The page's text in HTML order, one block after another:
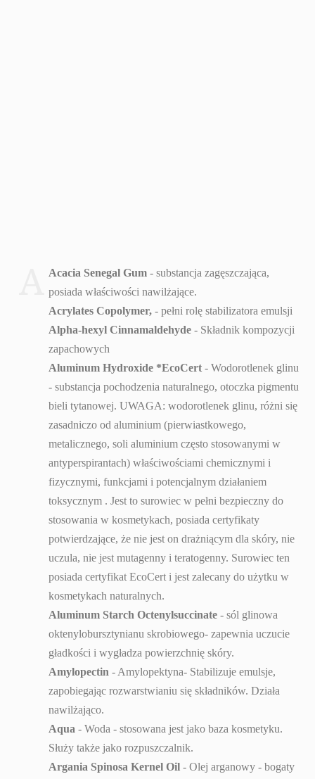
Acacia Senegal Gum - substancja zagęszczająca,
posiada właściwości nawilżające.
Acrylates Copolymer, - pełni rolę stabilizatora emulsji
Alpha-hexyl Cinnamaldehyde - Składnik kompozycji
zapachowych
Aluminum Hydroxide *EcoCert - Wodorotlenek glinu
- substancja pochodzenia naturalnego, otoczka pigmentu
bieli tytanowej. UWAGA: wodorotlenek glinu, różni się
zasadniczo od aluminium (pierwiastkowego,
metalicznego, soli aluminium często stosowanymi w
antyperspirantach) właściwościami chemicznymi i
fizycznymi, funkcjami i potencjalnym działaniem
toksycznym . Jest to surowiec w pełni bezpieczny do
stosowania w kosmetykach, posiada certyfikaty
potwierdzające, że nie jest on drażniącym dla skóry, nie
uczula, nie jest mutagenny i teratogenny. Surowiec ten
posiada certyfikat EcoCert i jest zalecany do użytku w
kosmetykach naturalnych.
Aluminum Starch Octenylsuccinate - sól glinowa
oktenylobursztynianu skrobiowego- zapewnia uczucie
gładkości i wygładza powierzchnię skóry.
Amylopectin - Amylopektyna- Stabilizuje emulsje,
zapobiegając rozwarstwianiu się składników. Działa
nawilżająco.
Aqua - Woda - stosowana jest jako baza kosmetyku.
Służy także jako rozpuszczalnik.
Argania Spinosa Kernel Oil - Olej arganowy - bogaty